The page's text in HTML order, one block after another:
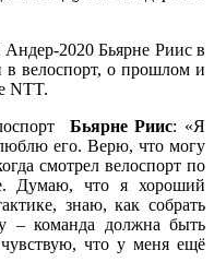
Андер-2020 Бьярне Риис в
в велоспорт, о прошлом и
NTT.
Бьярне Риис: «Я
его. Верю, что могу
смотрел велоспорт по
Думаю, что я хороший
знаю, как собрать
– команда должна быть
что у меня ещё